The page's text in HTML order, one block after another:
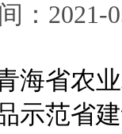
：
省农业
示范省